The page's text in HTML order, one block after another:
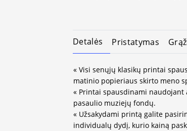
Detalės Pristatymas
« Visi senųjų klasikų printai
matinio popieriaus skirto meno
« Printai spausdinami
pasaulio muziejų fondų.
« Užsakydami printą galite
individualų dydį, kurio kainą